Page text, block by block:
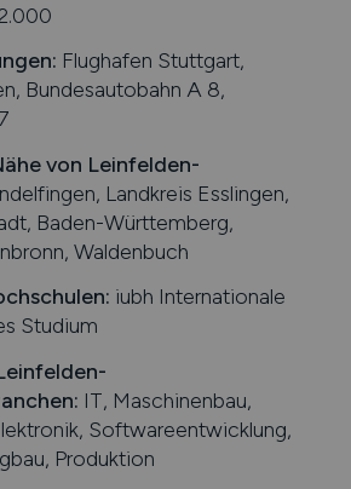
Flughafen Stuttgart,
Bundesautobahn A 8,
von Leinfelden-
Landkreis Esslingen,
Baden-Württemberg,
Waldenbuch
iubh Internationale
Studium
: IT, Maschinenbau,
Softwareentwicklung,
Produktion